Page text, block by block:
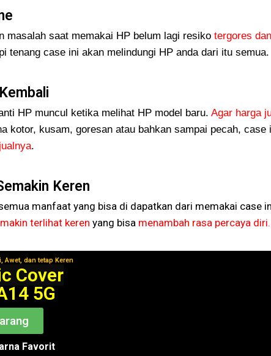
masalah saat memakai HP belum lagi resiko tergores
tenang case ini akan melindungi HP anda dari itu semua.
HP muncul ketika melihat HP model baru. Agar harga
kotor, kusam, goresan atau bahkan sampai pecah, case
.
Keren
manfaat yang bisa di dapatkan dari memakai case
terlihat keren yang bisa menambah rasa percaya diri.
Awet, dan tetap Keren
Cover
5G
Favorit